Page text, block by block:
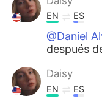
EN ES
@Daniel
después
Daisy
EN ES